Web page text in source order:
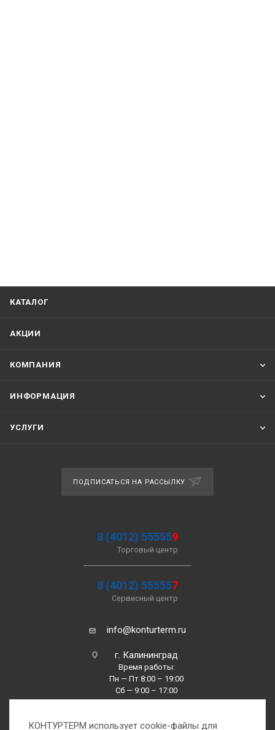
КАТАЛОГ
АКЦИИ
КОМПАНИЯ
ИНФОРМАЦИЯ
УСЛУГИ
ПОДПИСАТЬСЯ НА РАССЫЛКУ
8 (4012) 555559
Торговый центр
8 (4012) 555557
Сервисный центр
info@konturterm.ru
г. Калининград
Время работы:
Пн — Пт 8:00 – 19:00
Сб — 9:00 – 17:00
Вс —10:00 – 16:00
КОНТУРТЕРМ использует cookie-файлы для